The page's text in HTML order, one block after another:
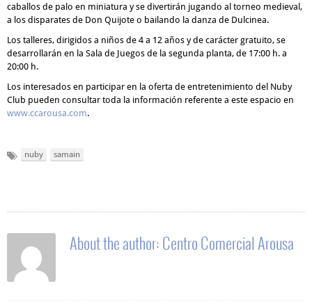
caballos de palo en miniatura y se divertirán jugando al torneo medieval,
a los disparates de Don Quijote o bailando la danza de Dulcinea.
Los talleres, dirigidos a niños de 4 a 12 años y de carácter gratuito, se
desarrollarán en la Sala de Juegos de la segunda planta, de 17:00 h. a
20:00 h.
Los interesados en participar en la oferta de entretenimiento del Nuby
Club pueden consultar toda la información referente a este espacio en
www.ccarousa.com.
nuby samain
About the author: Centro Comercial Arousa